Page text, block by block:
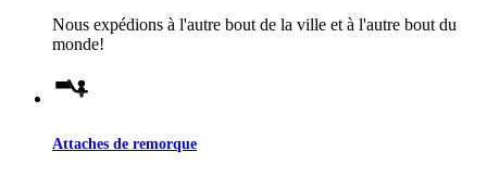
Nous expédions à l'autre bout de la ville et à l'autre bout du
monde!
Attaches de remorque